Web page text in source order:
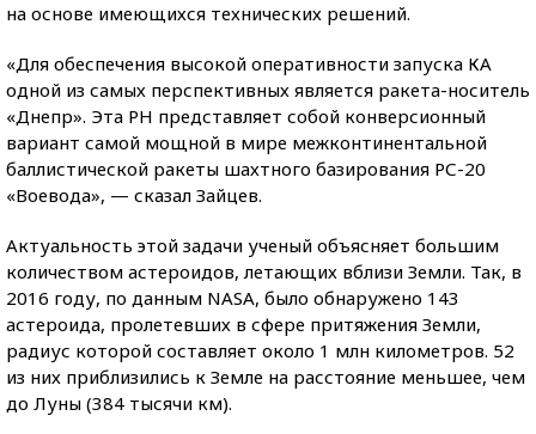
на основе имеющихся технических решений.
«Для обеспечения высокой оперативности запуска КА
одной из самых перспективных является ракета-носитель
«Днепр». Эта РН представляет собой конверсионный
вариант самой мощной в мире межконтинентальной
баллистической ракеты шахтного базирования РС-20
«Воевода», — сказал Зайцев.
Актуальность этой задачи ученый объясняет большим
количеством астероидов, летающих вблизи Земли. Так, в
2016 году, по данным NASA, было обнаружено 143
астероида, пролетевших в сфере притяжения Земли,
радиус которой составляет около 1 млн километров. 52
из них приблизились к Земле на расстояние меньшее, чем
до Луны (384 тысячи км).